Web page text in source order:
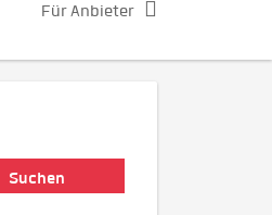
Für Anbieter